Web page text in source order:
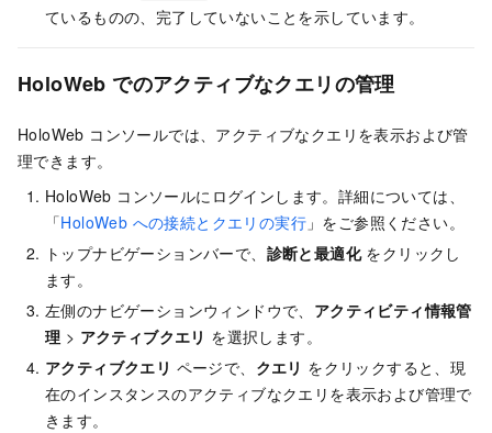
ているものの、完了していないことを示しています。
HoloWeb でのアクティブなクエリの管理
HoloWeb コンソールでは、アクティブなクエリを表示および管
理できます。
HoloWeb コンソールにログインします。詳細については、
「HoloWeb への接続とクエリの実行 」をご参照ください。
トップナビゲーションバーで、 診断と最適化をクリックし
ます。
左側のナビゲーションウィンドウで、 アクティビティ情報管
理 > アクティブクエリ を選択します。
アクティブクエリ ページで、 クエリ をクリックすると、現
在のインスタンスのアクティブなクエリを表示および管理で
きます。